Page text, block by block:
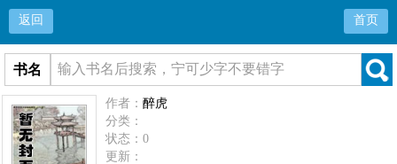
返回 首页
书名
作者：醉虎
分类：
状态：0
更新：